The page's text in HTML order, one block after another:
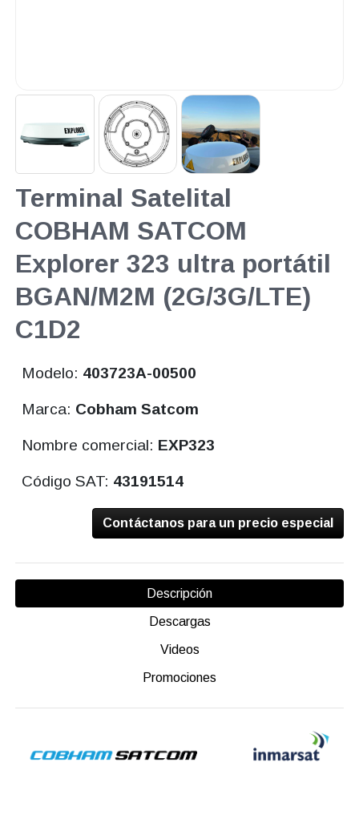
Terminal Satelital
COBHAM SATCOM
Explorer 323 ultra portátil
BGAN/M2M (2G/3G/LTE)
C1D2
Modelo: 403723A-00500
Marca: Cobham Satcom
Nombre comercial: EXP323
Código SAT: 43191514
Contáctanos para un precio especial
Descripción
Descargas
Videos
Promociones